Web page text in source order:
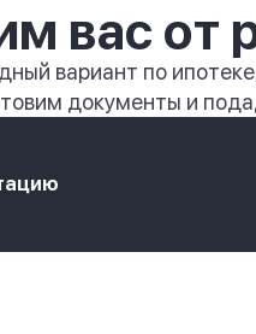
вас от
вариант по
документы и